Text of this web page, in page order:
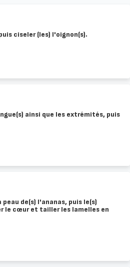
ciseler (les) l'oignon(s).
ainsi que les extrémités, puis
de(s) l'ananas, puis le(s)
le cœur et tailler les lamelles en